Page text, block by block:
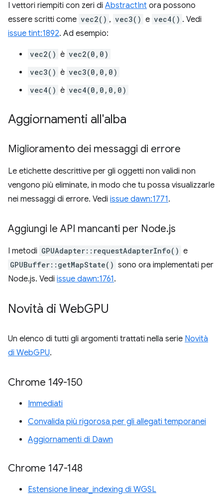
I vettori riempiti con zeri di AbstractInt ora possono
essere scritti come vec2() , vec3() e vec4() . Vedi
issue tint:1892. Ad esempio:
vec2() è vec2(0,0)
vec3() è vec3(0,0,0)
vec4() è vec4(0,0,0,0)
Aggiornamenti all'alba
Miglioramento dei messaggi di errore
Le etichette descrittive per gli oggetti non validi non
vengono più eliminate, in modo che tu possa visualizzarle
nei messaggi di errore. Vedi issue dawn:1771.
Aggiungi le API mancanti per Node.js
I metodi GPUAdapter::requestAdapterInfo() e
GPUBuffer::getMapState() sono ora implementati per
Node.js. Vedi issue dawn:1761.
Novità di WebGPU
Un elenco di tutti gli argomenti trattati nella serie Novità
di WebGPU.
Chrome 149-150
Immediati
Convalida più rigorosa per gli allegati temporanei
Aggiornamenti di Dawn
Chrome 147-148
Estensione linear_indexing di WGSL